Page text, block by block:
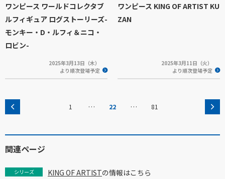
ワンピース ワールドコレクタブ
ルフィギュア ログストーリーズ-
モンキー・D・ルフィ＆ニコ・
ロビン-
2025年3月13日（木）
より順次登場予定
ワンピース KING OF ARTIST KU
ZAN
2025年3月11日（火）
より順次登場予定
1 … 22 … 81
関連ページ
シリーズ KING OF ARTISTの情報はこちら